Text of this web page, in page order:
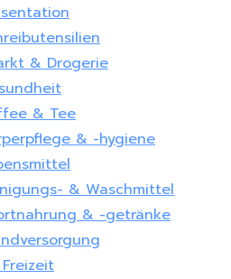
& Drogerie
& Tee
& -hygiene
& Waschmittel
& -getränke